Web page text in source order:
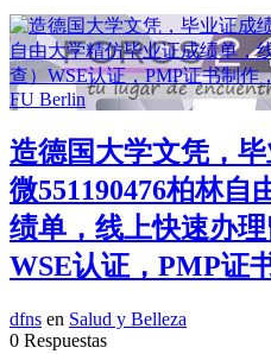
造德国大学文凭，
微551190476柏林自
绩单，线上快速办理
WSE认证，PMP证
dfns en Salud y Belleza
0 Respuestas